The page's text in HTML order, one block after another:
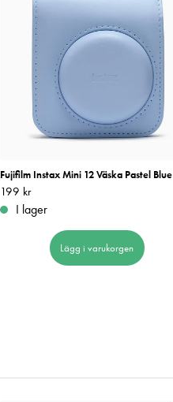
Fujifilm Instax Mini 12 Väska Pastel Blue
Pris: 199 kr
199 kr
I lager
Lägg i varukorgen